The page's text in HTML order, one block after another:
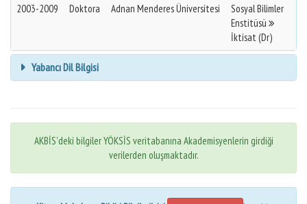
2003-2009
Doktora Adnan Menderes Üniversitesi
Sosyal Bilimler
Enstitüsü
İktisat (Dr)
Yabancı Dil Bilgisi
AKBİS'deki bilgiler YÖKSİS veritabanına Akademisyenlerin girdiği
verilerden oluşmaktadır.